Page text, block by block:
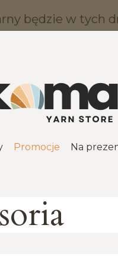
będzie w
Promocje Na